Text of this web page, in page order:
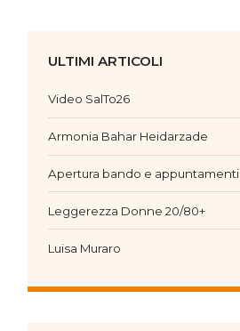
ULTIMI ARTICOLI
Video SalTo26
Armonia Bahar Heidarzade
Apertura bando e appuntamenti
Leggerezza Donne 20/80+
Luisa Muraro